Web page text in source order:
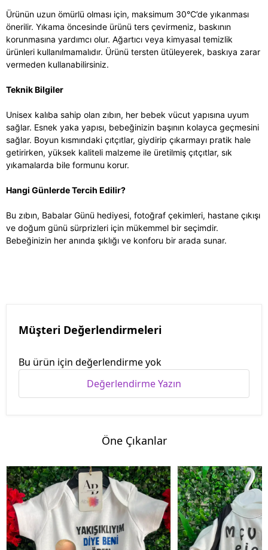
Ürünün uzun ömürlü olması için, maksimum 30°C’de yıkanması
önerilir. Yıkama öncesinde ürünü ters çevirmeniz, baskının
korunmasına yardımcı olur. Ağartıcı veya kimyasal temizlik
ürünleri kullanılmamalıdır. Ürünü tersten ütüleyerek, baskıya zarar
vermeden kullanabilirsiniz.
Teknik Bilgiler
Unisex kalıba sahip olan zıbın, her bebek vücut yapısına uyum
sağlar. Esnek yaka yapısı, bebeğinizin başının kolayca geçmesini
sağlar. Boyun kısmındaki çıtçıtlar, giydirip çıkarmayı pratik hale
getirirken, yüksek kaliteli malzeme ile üretilmiş çıtçıtlar, sık
yıkamalarda bile formunu korur.
Hangi Günlerde Tercih Edilir?
Bu zıbın, Babalar Günü hediyesi, fotoğraf çekimleri, hastane çıkışı
ve doğum günü sürprizleri için mükemmel bir seçimdir.
Bebeğinizin her anında şıklığı ve konforu bir arada sunar.
Müşteri Değerlendirmeleri
Bu ürün için değerlendirme yok
Değerlendirme Yazın
Öne Çıkanlar